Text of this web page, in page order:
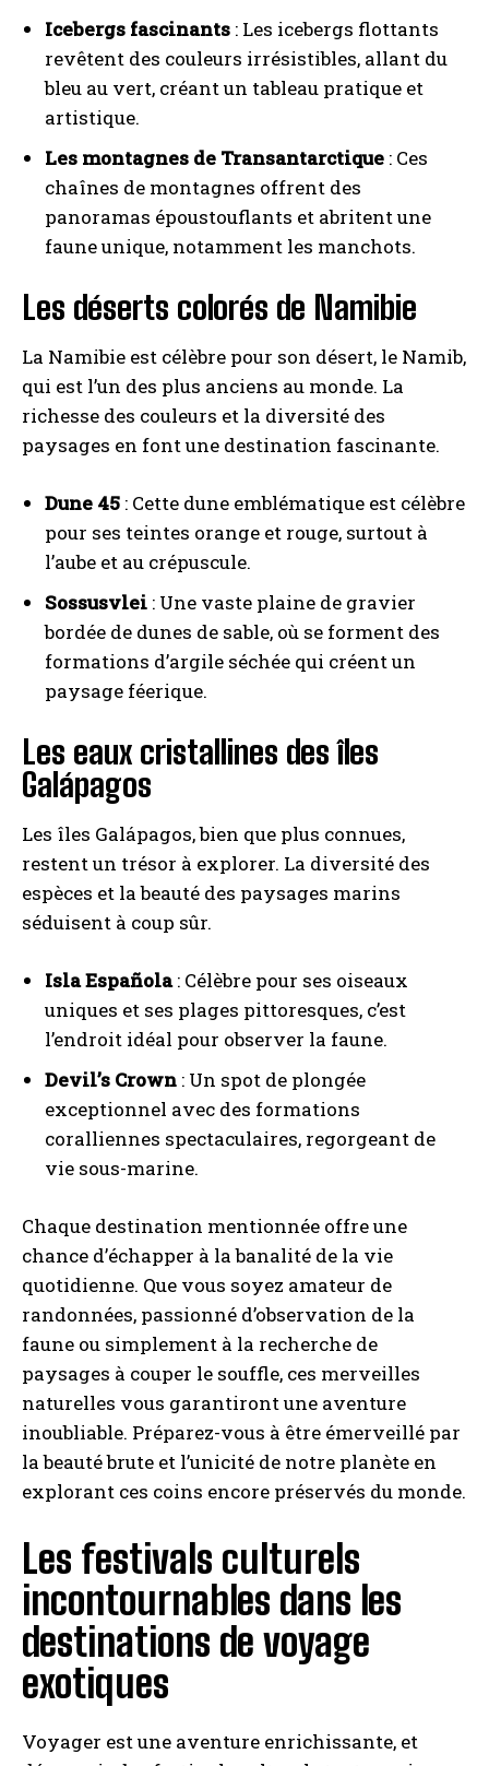
Icebergs fascinants : Les icebergs flottants
revêtent des couleurs irrésistibles, allant du
bleu au vert, créant un tableau pratique et
artistique.
Les montagnes de Transantarctique : Ces
chaînes de montagnes offrent des
panoramas époustouflants et abritent une
faune unique, notamment les manchots.
Les déserts colorés de Namibie
La Namibie est célèbre pour son désert, le Namib,
qui est l’un des plus anciens au monde. La
richesse des couleurs et la diversité des
paysages en font une destination fascinante.
Dune 45 : Cette dune emblématique est célèbre
pour ses teintes orange et rouge, surtout à
l’aube et au crépuscule.
Sossusvlei : Une vaste plaine de gravier
bordée de dunes de sable, où se forment des
formations d’argile séchée qui créent un
paysage féerique.
Les eaux cristallines des îles
Galápagos
Les îles Galápagos, bien que plus connues,
restent un trésor à explorer. La diversité des
espèces et la beauté des paysages marins
séduisent à coup sûr.
Isla Española: Célèbre pour ses oiseaux
uniques et ses plages pittoresques, c’est
l’endroit idéal pour observer la faune.
Devil’s Crown : Un spot de plongée
exceptionnel avec des formations
coralliennes spectaculaires, regorgeant de
vie sous-marine.
Chaque destination mentionnée offre une
chance d’échapper à la banalité de la vie
quotidienne. Que vous soyez amateur de
randonnées, passionné d’observation de la
faune ou simplement à la recherche de
paysages à couper le souffle, ces merveilles
naturelles vous garantiront une aventure
inoubliable. Préparez-vous à être émerveillé par
la beauté brute et l’unicité de notre planète en
explorant ces coins encore préservés du monde.
Les festivals culturels
incontournables dans les
destinations de voyage
exotiques
Voyager est une aventure enrichissante, et